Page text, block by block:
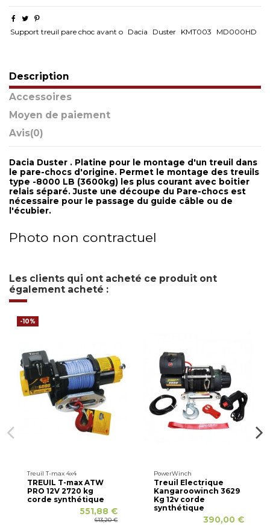
Support treuil pare choc avant o Dacia Duster KMT003 MD000HD
Description
Accessoires
Moyen de paiement
Avis(0)
Dacia Duster . Platine pour le montage d'un treuil dans
le pare-chocs d'origine. Permet le montage des treuils
type -8000 LB (3600kg) les plus courant avec boitier
relais séparé. Juste une découpe du Pare-chocs est
nécessaire pour le passage du guide câble ou de
l'écubier.
Photo non contractuel
Les clients qui ont acheté ce produit ont
également acheté :
-10%
Treuil T-max 4x4
TREUIL T-max ATW
PRO 12V 2720 kg
corde synthétique
551,88 €
613,20 €
PowerWinch
Treuil Electrique
Kangaroowinch 3629
Kg 12v corde
synthétique
390,00 €